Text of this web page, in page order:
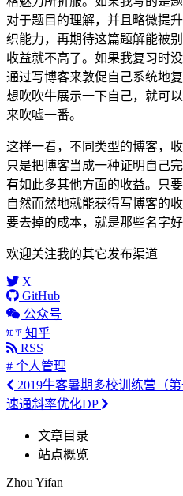
对于题目的理解，并且略微提
织能力，再期待这篇题解能被
收益就不高了。如果我复习时
通过写博客来敦促自己系统地
想吹吹牛展示一下自己，就可
来吹嘘一番。
这样一看，不同类型的博客，
只是把博客当成一种证明自己
有如此多其他方面的收益。只
自然而然地就能获得写博客的
要去掉的成本，就是那些名字
欢迎关注我的其它发布渠道
X
GitHub
公众号
知乎
RSS
# 个人管理
2019牛客暑期多校训练营（
速通斜率优化DP
文章目录
站点概览
Zhou Yifan